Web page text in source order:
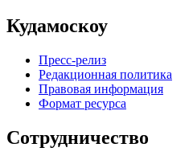
Кудамоскоу
Пресс-релиз
Редакционная политика
Правовая информация
Формат ресурса
Сотрудничество